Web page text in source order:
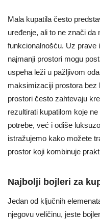
Mala kupatila često
uređenje, ali to ne znači
funkcionalnošću. Uz prave
najmanji prostori mogu
uspeha leži u pažljivom
maksimizaciji prostora bez
prostori često zahtevaju
rezultirati kupatilom koje
potrebe, već i odiše
istražujemo kako možete
prostor koji kombinuje
Najbolji bojleri za
Jedan od ključnih
njegovu veličinu, jeste